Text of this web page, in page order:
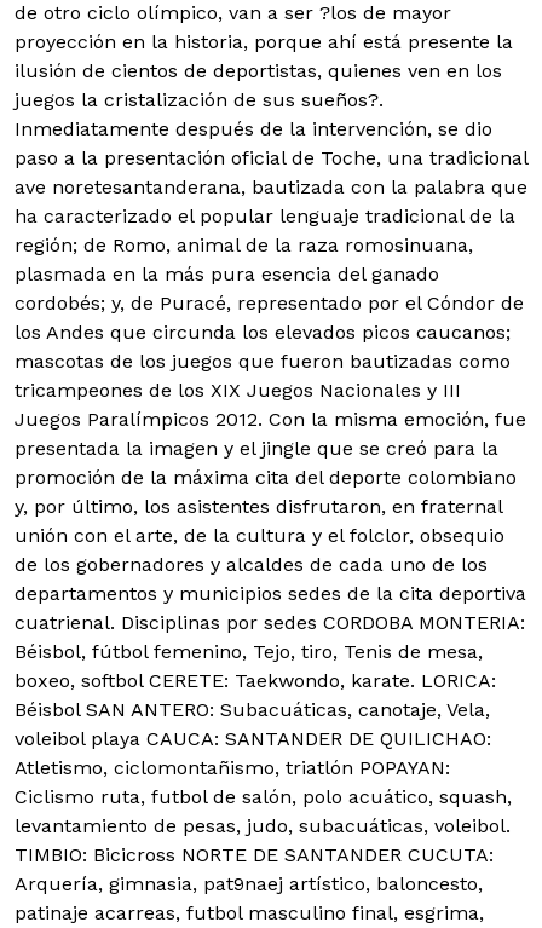
de otro ciclo olímpico, van a ser ?los de mayor
proyección en la historia, porque ahí está presente la
ilusión de cientos de deportistas, quienes ven en los
juegos la cristalización de sus sueños?.
Inmediatamente después de la intervención, se dio
paso a la presentación oficial de Toche, una tradicional
ave noretesantanderana, bautizada con la palabra que
ha caracterizado el popular lenguaje tradicional de la
región; de Romo, animal de la raza romosinuana,
plasmada en la más pura esencia del ganado
cordobés; y, de Puracé, representado por el Cóndor de
los Andes que circunda los elevados picos caucanos;
mascotas de los juegos que fueron bautizadas como
tricampeones de los XIX Juegos Nacionales y III
Juegos Paralímpicos 2012. Con la misma emoción, fue
presentada la imagen y el jingle que se creó para la
promoción de la máxima cita del deporte colombiano
y, por último, los asistentes disfrutaron, en fraternal
unión con el arte, de la cultura y el folclor, obsequio
de los gobernadores y alcaldes de cada uno de los
departamentos y municipios sedes de la cita deportiva
cuatrienal. Disciplinas por sedes CORDOBA MONTERIA:
Béisbol, fútbol femenino, Tejo, tiro, Tenis de mesa,
boxeo, softbol CERETE: Taekwondo, karate. LORICA:
Béisbol SAN ANTERO: Subacuáticas, canotaje, Vela,
voleibol playa CAUCA: SANTANDER DE QUILICHAO:
Atletismo, ciclomontañismo, triatlón POPAYAN:
Ciclismo ruta, futbol de salón, polo acuático, squash,
levantamiento de pesas, judo, subacuáticas, voleibol.
TIMBIO: Bicicross NORTE DE SANTANDER CUCUTA:
Arquería, gimnasia, pat9naej artístico, baloncesto,
patinaje acarreas, futbol masculino final, esgrima,